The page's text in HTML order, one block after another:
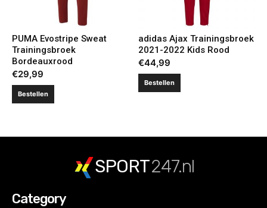
PUMA Evostripe Sweat
Trainingsbroek
Bordeauxrood
€29,99
Bestellen
adidas Ajax Trainingsbroek
2021-2022 Kids Rood
€44,99
Bestellen
SPORT247.nl
Category